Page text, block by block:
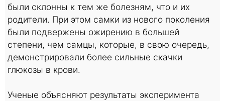
были склонны к тем же болезням, что и их
родители. При этом самки из нового поколения
были подвержены ожирению в большей
степени, чем самцы, которые, в свою очередь,
демонстрировали более сильные скачки
глюкозы в крови.
Ученые объясняют результаты эксперимента